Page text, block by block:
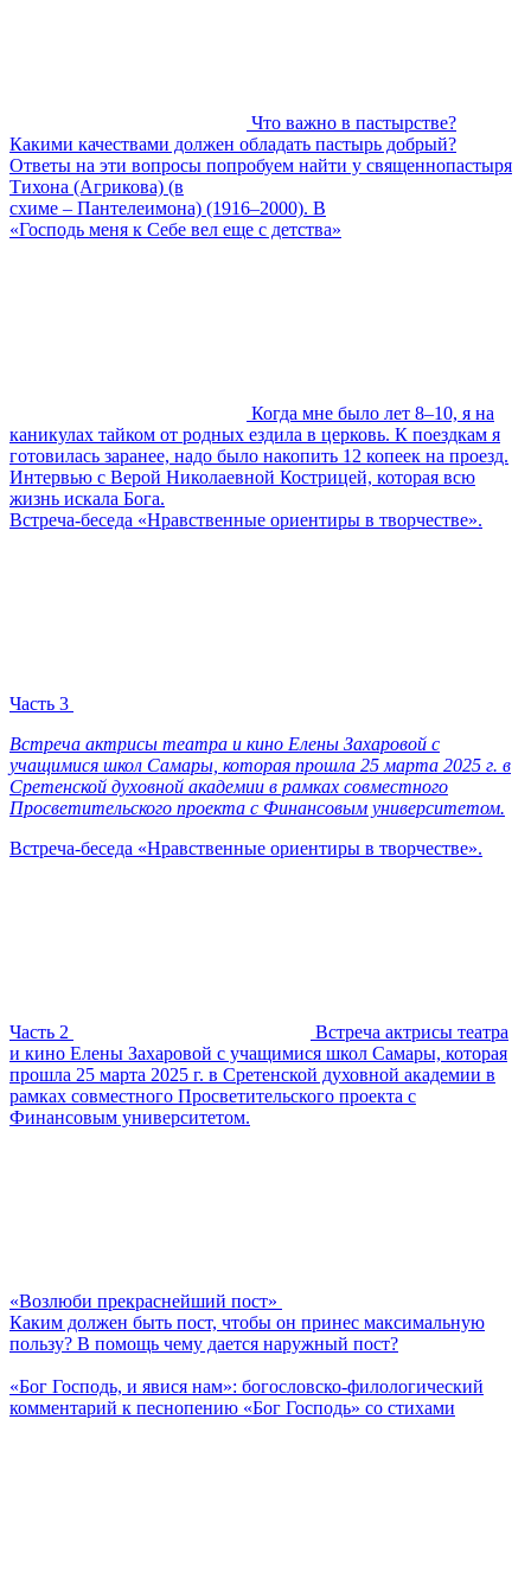
Что важно в пастырстве?
Какими качествами должен обладать пастырь добрый?
Ответы на эти вопросы попробуем найти у священнопастыря
Тихона (Агрикова) (в
схиме – Пантелеимона) (1916–2000). В
«Господь меня к Себе вел еще с детства»
Когда мне было лет 8–10, я на
каникулах тайком от родных ездила в церковь. К поездкам я
готовилась заранее, надо было накопить 12 копеек на проезд.
Интервью с Верой Николаевной Кострицей, которая всю
жизнь искала Бога.
Встреча-беседа «Нравственные ориентиры в творчестве».
Часть 3
Встреча актрисы театра и кино Елены Захаровой с
учащимися школ Самары, которая прошла 25 марта 2025 г. в
Сретенской духовной академии в рамках совместного
Просветительского проекта с Финансовым университетом.
Встреча-беседа «Нравственные ориентиры в творчестве».
Часть 2
Встреча актрисы театра
и кино Елены Захаровой с учащимися школ Самары, которая
прошла 25 марта 2025 г. в Сретенской духовной академии в
рамках совместного Просветительского проекта с
Финансовым университетом.
«Возлюби прекраснейший пост»
Каким должен быть пост, чтобы он принес максимальную
пользу? В помощь чему дается наружный пост?
«Бог Господь, и явися нам»: богословско-филологический
комментарий к песнопению «Бог Господь» со стихами